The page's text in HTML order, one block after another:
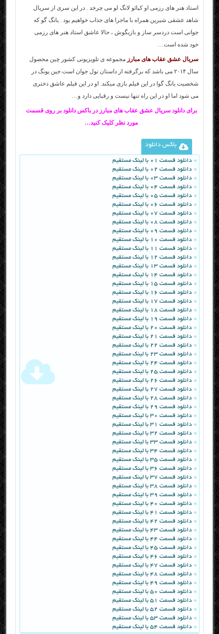
استاد هنر های رزمی او کیائو لانگ لو می چرخد . در این سری از سریال
شاهد عشقی شیرین همراه با ماجرا های جذاب خواهیم یود . یانگ گو که
جوانی است دردسر ساز و بازیگوش ، حالا عاشق استاد هنر های رزمی
خود شده است…
سریال عشق عقاب های مبارز مجموعه ی تلویزیونی کشور چین محصول
سال ۲۰۱۴ می باشد که برگرفته از داستان نول جوان است.جین یونگ در
شخصیت یانگ گوا در این فیلم بازی میکند. او در این فیلم عاشق دختری
می شود اما او در این راه تنها نیست و رقبایی دارد و…
برای دانلود سریال عشق عقاب های مبارز در باکس دانلود بر روی قسمت
مورد نظر کلیک کنید…
باکس دانلود
دانلود قسمت 01 با لینک مستقیم
دانلود قسمت 02 با لینک مستقیم
دانلود قسمت 03 با لینک مستقیم
دانلود قسمت 04 با لینک مستقیم
دانلود قسمت 05 با لینک مستقیم
دانلود قسمت 06 با لینک مستقیم
دانلود قسمت 07 با لینک مستقیم
دانلود قسمت 08 با لینک مستقیم
دانلود قسمت 09 با لینک مستقیم
دانلود قسمت 10 با لینک مستقیم
دانلود قسمت 11 با لینک مستقیم
دانلود قسمت 12 با لینک مستقیم
دانلود قسمت 13 با لینک مستقیم
دانلود قسمت 14 با لینک مستقیم
دانلود قسمت 15 با لینک مستقیم
دانلود قسمت 16 با لینک مستقیم
دانلود قسمت 17 با لینک مستقیم
دانلود قسمت 18 با لینک مستقیم
دانلود قسمت 19 با لینک مستقیم
دانلود قسمت 20 با لینک مستقیم
دانلود قسمت 21 با لینک مستقیم
دانلود قسمت 22 با لینک مستقیم
دانلود قسمت 23 با لینک مستقیم
دانلود قسمت 24 با لینک مستقیم
دانلود قسمت 25 با لینک مستقیم
دانلود قسمت 26 با لینک مستقیم
دانلود قسمت 27 با لینک مستقیم
دانلود قسمت 28 با لینک مستقیم
دانلود قسمت 29 با لینک مستقیم
دانلود قسمت 30 با لینک مستقیم
دانلود قسمت 31 با لینک مستقیم
دانلود قسمت 32 با لینک مستقیم
دانلود قسمت 33 با لینک مستقیم
دانلود قسمت 34 با لینک مستقیم
دانلود قسمت 35 با لینک مستقیم
دانلود قسمت 36 با لینک مستقیم
دانلود قسمت 37 با لینک مستقیم
دانلود قسمت 38 با لینک مستقیم
دانلود قسمت 39 با لینک مستقیم
دانلود قسمت 40 با لینک مستقیم
دانلود قسمت 41 با لینک مستقیم
دانلود قسمت 42 با لینک مستقیم
دانلود قسمت 43 با لینک مستقیم
دانلود قسمت 44 با لینک مستقیم
دانلود قسمت 45 با لینک مستقیم
دانلود قسمت 46 با لینک مستقیم
دانلود قسمت 47 با لینک مستقیم
دانلود قسمت 48 با لینک مستقیم
دانلود قسمت 49 با لینک مستقیم
دانلود قسمت 50 با لینک مستقیم
دانلود قسمت 51 با لینک مستقیم
دانلود قسمت 52 با لینک مستقیم
دانلود قسمت 53 با لینک مستقیم
دانلود قسمت 54 با لینک مستقیم